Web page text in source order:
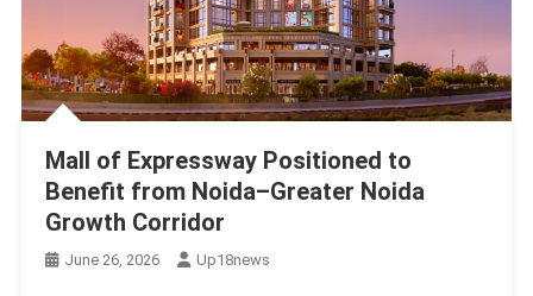
Mall of Expressway Positioned to
Benefit from Noida–Greater Noida
Growth Corridor
June 26, 2026 Up18news